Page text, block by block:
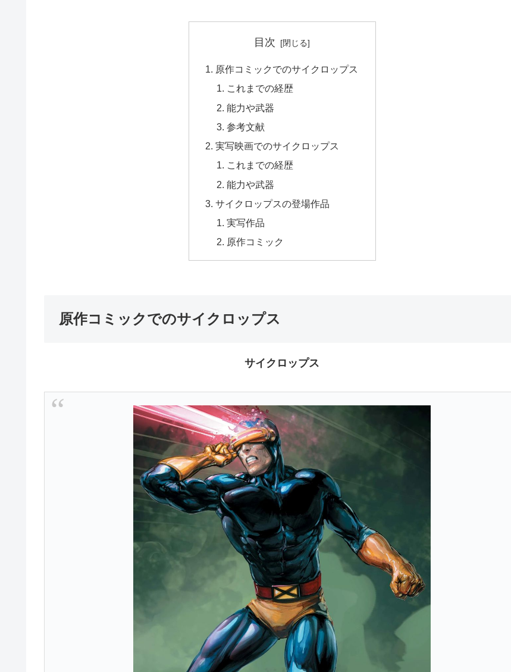
目次
原作コミックでのサイクロップス
これまでの経歴
能力や武器
参考文献
実写映画でのサイクロップス
これまでの経歴
能力や武器
サイクロップスの登場作品
実写作品
原作コミック
原作コミックでのサイクロップス
サイクロップス